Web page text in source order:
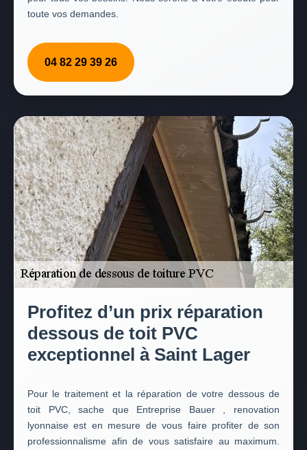
toute vos demandes.
04 82 29 39 26
Profitez d’un prix réparation
dessous de toit PVC
exceptionnel à Saint Lager
Pour le traitement et la réparation de votre dessous de
toit PVC, sache que Entreprise Bauer , renovation
lyonnaise est en mesure de vous faire profiter de son
professionnalisme afin de vous satisfaire au maximum.